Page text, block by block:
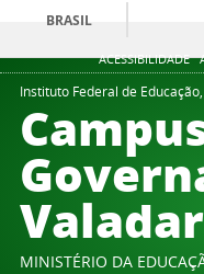
ACESSIBILIDADE
BRASIL
Instituto Federal de
MINISTÉRIO DA